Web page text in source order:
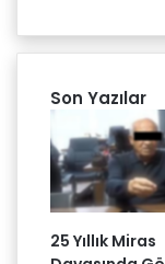
Son Yazılar
25 Yıllık Miras